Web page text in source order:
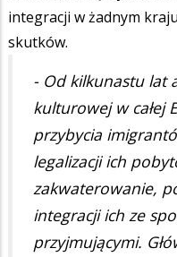
integracji w żadnym
skutków.
- Od kilkunastu lat
kulturowej w całej
przybycia
legalizacji ich
zakwaterowanie,
integracji ich ze
przyjmującymi.